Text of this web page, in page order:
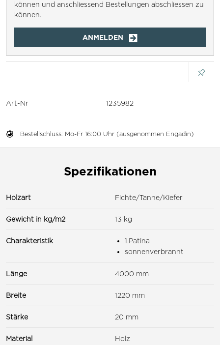
können und anschliessend Bestellungen abschliessen zu
können.
ANMELDEN
Bestellschluss: Mo-Fr 16:00 Uhr (ausgenommen Engadin)
Art-Nr 1235982
Spezifikationen
Holzart Fichte/Tanne/Kiefer
Gewicht in kg/m2 13 kg
Charakteristik
1.Patina
sonnenverbrannt
Länge 4000 mm
Breite 1220 mm
Stärke 20 mm
Material Holz